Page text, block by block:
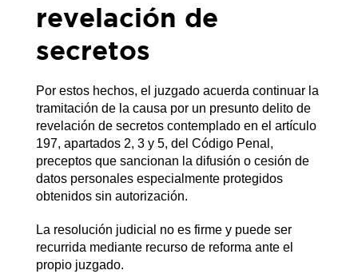
revelación de
secretos
Por estos hechos, el juzgado acuerda continuar la
tramitación de la causa por un presunto delito de
revelación de secretos contemplado en el artículo
197, apartados 2, 3 y 5, del Código Penal,
preceptos que sancionan la difusión o cesión de
datos personales especialmente protegidos
obtenidos sin autorización.
La resolución judicial no es firme y puede ser
recurrida mediante recurso de reforma ante el
propio juzgado.